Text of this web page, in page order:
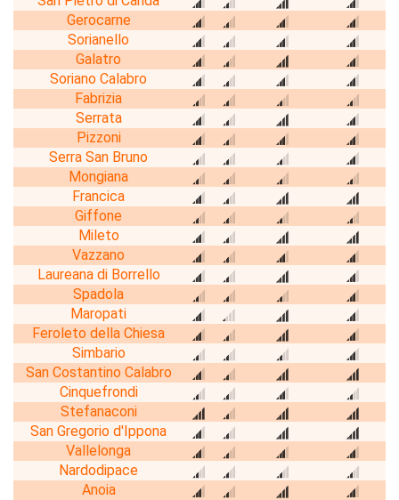
Gerocarne
Sorianello
Galatro
Soriano Calabro
Fabrizia
Serrata
Pizzoni
Serra San Bruno
Mongiana
Francica
Giffone
Mileto
Vazzano
Laureana di Borrello
Spadola
Maropati
Feroleto della Chiesa
Simbario
San Costantino Calabro
Cinquefrondi
Stefanaconi
San Gregorio d'Ippona
Vallelonga
Nardodipace
Anoia